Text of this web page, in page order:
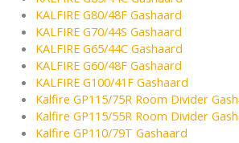
KALFIRE G80/48F Gashaard
KALFIRE G70/44S Gashaard
KALFIRE G65/44C Gashaard
KALFIRE G60/48F Gashaard
KALFIRE G100/41F Gashaard
Kalfire GP115/75R Room Divider
Kalfire GP115/55R Room Divider
Kalfire GP110/79T Gashaard